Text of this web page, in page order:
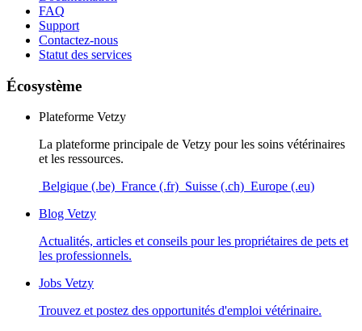
FAQ
Support
Contactez-nous
Statut des services
Écosystème
Plateforme Vetzy
La plateforme principale de Vetzy pour les soins vétérinaires
et les ressources.
Belgique (.be) France (.fr) Suisse (.ch) Europe (.eu)
Blog Vetzy
Actualités, articles et conseils pour les propriétaires de pets et
les professionnels.
Jobs Vetzy
Trouvez et postez des opportunités d'emploi vétérinaire.